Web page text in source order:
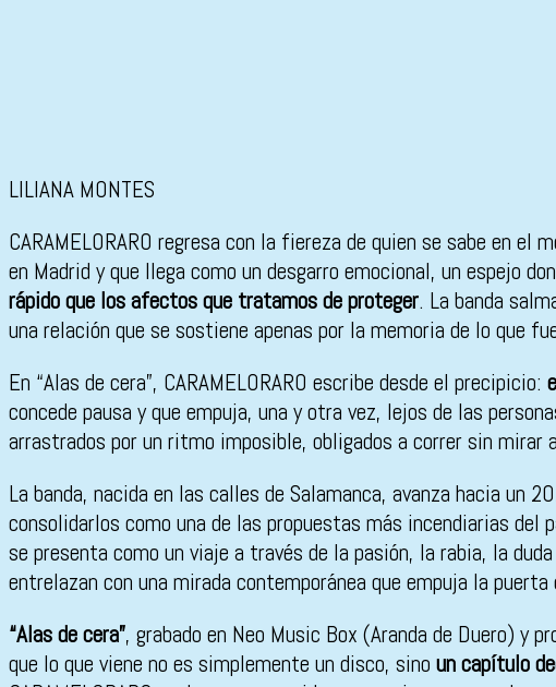
LILIANA MONTES
CARAMELORARO regresa con la fiereza de quien se sabe en
en Madrid y que llega como un desgarro emocional, un espejo
rápido que los afectos que tratamos de proteger. La banda
una relación que se sostiene apenas por la memoria de lo que
En “Alas de cera”, CARAMELORARO escribe desde el precipicio:
concede pausa y que empuja, una y otra vez, lejos de las
arrastrados por un ritmo imposible, obligados a correr sin
La banda, nacida en las calles de Salamanca, avanza hacia un
consolidarlos como una de las propuestas más incendiarias
se presenta como un viaje a través de la pasión, la rabia, la
entrelazan con una mirada contemporánea que empuja la
“Alas de cera”, grabado en Neo Music Box (Aranda de Duero) y
que lo que viene no es simplemente un disco, sino un capítulo